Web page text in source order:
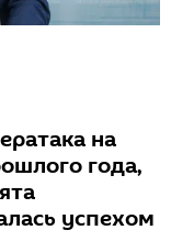
на
года,
успехом